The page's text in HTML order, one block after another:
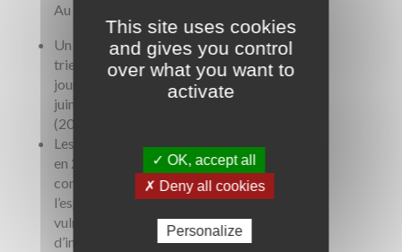
Au sommaire :
Un bilan des réalisations du plan
triennal 2023-2025, avec une
journée d’échanges prévue le 15
juin 2026 pour préparer la suite
(2027-2029).
Les dernières naissances détectées
en 2025 dans les Vosges du Nord,
confirmant la reproduction de
l’espèce, mais rappelant sa
vulnérabilité (une dizaine
d’individus recensés sur le massif).
This site uses cookies
and gives you control
over what you want to
activate
✓ OK, accept all
✗ Deny all cookies
Personalize